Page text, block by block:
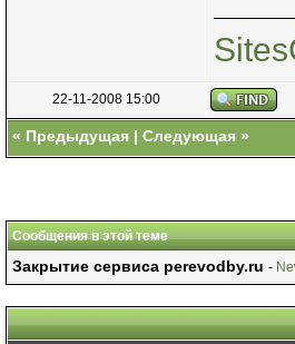
22-11-2008 15:00
« Предыдущая | Следующая »
Сообщения в этой теме
Закрытие сервиса perevodby.ru -